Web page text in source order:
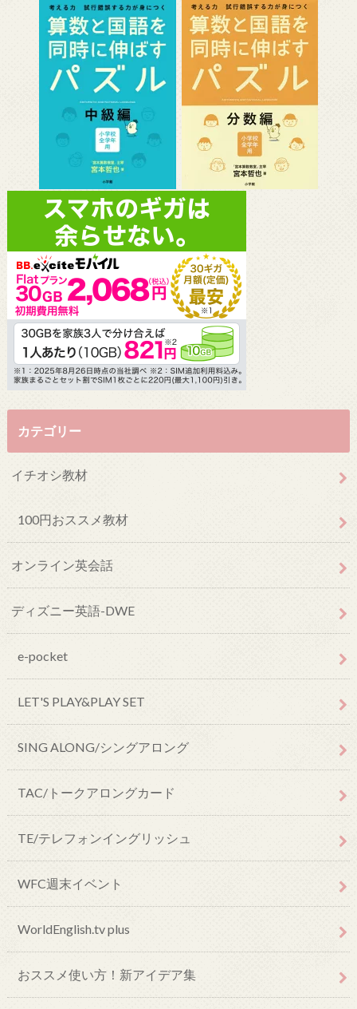
カテゴリー
イチオシ教材
100円おススメ教材
オンライン英会話
ディズニー英語-DWE
e-pocket
LET'S PLAY&PLAY SET
SING ALONG/シングアロング
TAC/トークアロングカード
TE/テレフォンイングリッシュ
WFC週末イベント
WorldEnglish.tv plus
おススメ使い方！新アイデア集